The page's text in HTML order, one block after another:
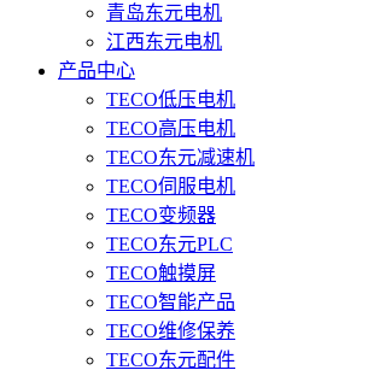
青岛东元电机
江西东元电机
产品中心
TECO低压电机
TECO高压电机
TECO东元减速机
TECO伺服电机
TECO变频器
TECO东元PLC
TECO触摸屏
TECO智能产品
TECO维修保养
TECO东元配件